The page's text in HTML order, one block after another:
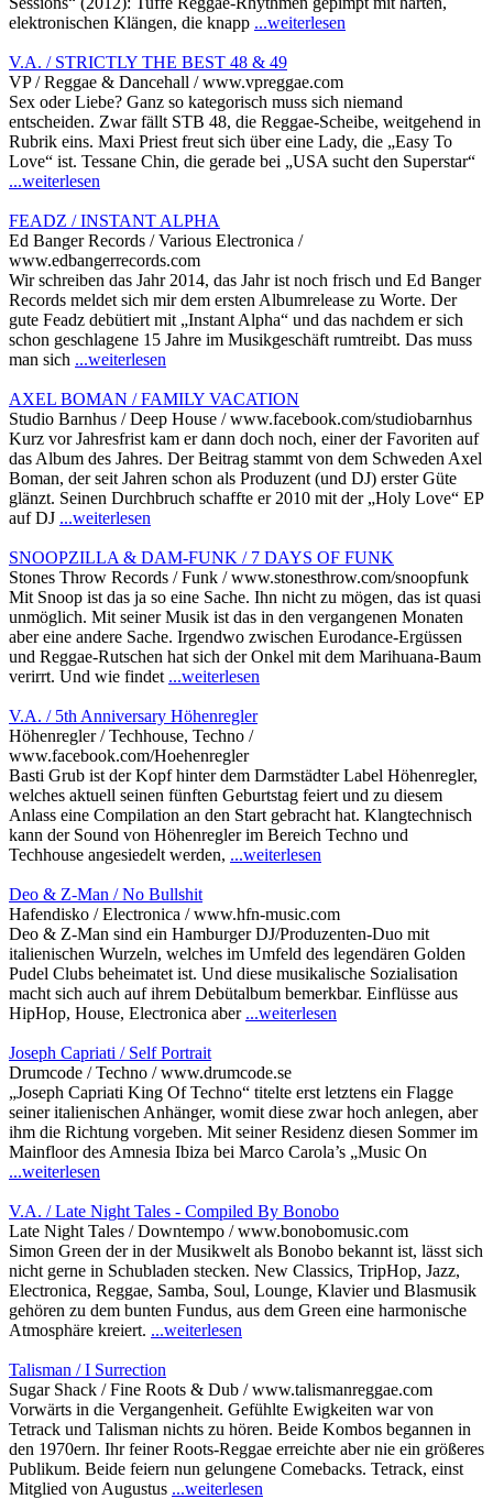
elektronischen Klängen, die knapp ...weiterlesen
V.A. / STRICTLY THE BEST 48 & 49
VP / Reggae & Dancehall / www.vpreggae.com
Sex oder Liebe? Ganz so kategorisch muss sich niemand
entscheiden. Zwar fällt STB 48, die Reggae-Scheibe, weitgehend in
Rubrik eins. Maxi Priest freut sich über eine Lady, die „Easy To
Love“ ist. Tessane Chin, die gerade bei „USA sucht den Superstar“
...weiterlesen
FEADZ / INSTANT ALPHA
Ed Banger Records / Various Electronica /
www.edbangerrecords.com
Wir schreiben das Jahr 2014, das Jahr ist noch frisch und Ed Banger
Records meldet sich mir dem ersten Albumrelease zu Worte. Der
gute Feadz debütiert mit „Instant Alpha“ und das nachdem er sich
schon geschlagene 15 Jahre im Musikgeschäft rumtreibt. Das muss
man sich ...weiterlesen
AXEL BOMAN / FAMILY VACATION
Studio Barnhus / Deep House / www.facebook.com/studiobarnhus
Kurz vor Jahresfrist kam er dann doch noch, einer der Favoriten auf
das Album des Jahres. Der Beitrag stammt von dem Schweden Axel
Boman, der seit Jahren schon als Produzent (und DJ) erster Güte
glänzt. Seinen Durchbruch schaffte er 2010 mit der „Holy Love“ EP
auf DJ ...weiterlesen
SNOOPZILLA & DAM-FUNK / 7 DAYS OF FUNK
Stones Throw Records / Funk / www.stonesthrow.com/snoopfunk
Mit Snoop ist das ja so eine Sache. Ihn nicht zu mögen, das ist quasi
unmöglich. Mit seiner Musik ist das in den vergangenen Monaten
aber eine andere Sache. Irgendwo zwischen Eurodance-Ergüssen
und Reggae-Rutschen hat sich der Onkel mit dem Marihuana-Baum
verirrt. Und wie findet ...weiterlesen
V.A. / 5th Anniversary Höhenregler
Höhenregler / Techhouse, Techno /
www.facebook.com/Hoehenregler
Basti Grub ist der Kopf hinter dem Darmstädter Label Höhenregler,
welches aktuell seinen fünften Geburtstag feiert und zu diesem
Anlass eine Compilation an den Start gebracht hat. Klangtechnisch
kann der Sound von Höhenregler im Bereich Techno und
Techhouse angesiedelt werden, ...weiterlesen
Deo & Z-Man / No Bullshit
Hafendisko / Electronica / www.hfn-music.com
Deo & Z-Man sind ein Hamburger DJ/Produzenten-Duo mit
italienischen Wurzeln, welches im Umfeld des legendären Golden
Pudel Clubs beheimatet ist. Und diese musikalische Sozialisation
macht sich auch auf ihrem Debütalbum bemerkbar. Einflüsse aus
HipHop, House, Electronica aber ...weiterlesen
Joseph Capriati / Self Portrait
Drumcode / Techno / www.drumcode.se
„Joseph Capriati King Of Techno“ titelte erst letztens ein Flagge
seiner italienischen Anhänger, womit diese zwar hoch anlegen, aber
ihm die Richtung vorgeben. Mit seiner Residenz diesen Sommer im
Mainfloor des Amnesia Ibiza bei Marco Carola’s „Music On
...weiterlesen
V.A. / Late Night Tales - Compiled By Bonobo
Late Night Tales / Downtempo / www.bonobomusic.com
Simon Green der in der Musikwelt als Bonobo bekannt ist, lässt sich
nicht gerne in Schubladen stecken. New Classics, TripHop, Jazz,
Electronica, Reggae, Samba, Soul, Lounge, Klavier und Blasmusik
gehören zu dem bunten Fundus, aus dem Green eine harmonische
Atmosphäre kreiert. ...weiterlesen
Talisman / I Surrection
Sugar Shack / Fine Roots & Dub / www.talismanreggae.com
Vorwärts in die Vergangenheit. Gefühlte Ewigkeiten war von
Tetrack und Talisman nichts zu hören. Beide Kombos begannen in
den 1970ern. Ihr feiner Roots-Reggae erreichte aber nie ein größeres
Publikum. Beide feiern nun gelungene Comebacks. Tetrack, einst
Mitglied von Augustus ...weiterlesen